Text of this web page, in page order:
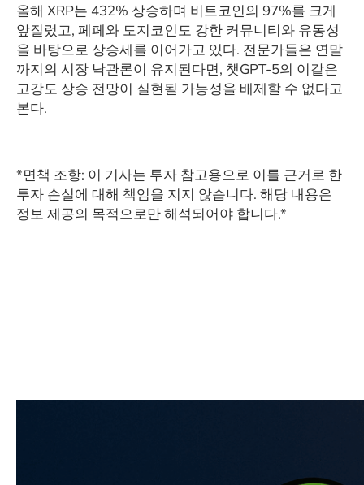
올해 XRP는 432% 상승하며 비트코인의 97%를 크게
앞질렀고, 페페와 도지코인도 강한 커뮤니티와 유동성
을 바탕으로 상승세를 이어가고 있다. 전문가들은 연말
까지의 시장 낙관론이 유지된다면, 챗GPT-5의 이같은
고강도 상승 전망이 실현될 가능성을 배제할 수 없다고
본다.
*면책 조항: 이 기사는 투자 참고용으로 이를 근거로 한
투자 손실에 대해 책임을 지지 않습니다. 해당 내용은
정보 제공의 목적으로만 해석되어야 합니다.*